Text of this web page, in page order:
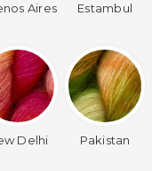
Aires Estambul
Delhi Pakistan